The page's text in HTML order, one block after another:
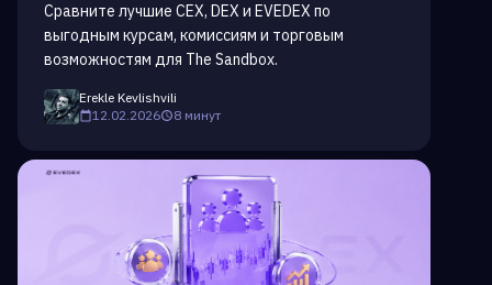
Сравните лучшие CEX, DEX и EVEDEX по
выгодным курсам, комиссиям и торговым
возможностям для The Sandbox.
Erekle Kevlishvili
12.02.2026
8 минут